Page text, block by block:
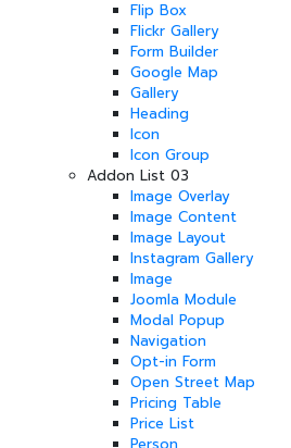
Flip Box
Flickr Gallery
Form Builder
Google Map
Gallery
Heading
Icon
Icon Group
Addon List 03
Image Overlay
Image Content
Image Layout
Instagram Gallery
Image
Joomla Module
Modal Popup
Navigation
Opt-in Form
Open Street Map
Pricing Table
Price List